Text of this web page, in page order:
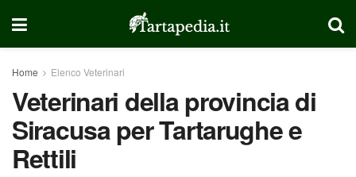
Home Elenco Veterinari
Veterinari della provincia di
Siracusa per Tartarughe e
Rettili